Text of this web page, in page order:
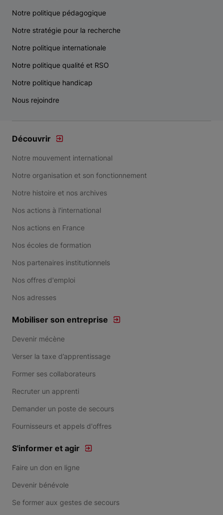
Notre politique pédagogique
Notre stratégie pour la recherche
Notre politique internationale
Notre politique qualité et RSO
Notre politique handicap
Nous rejoindre
Découvrir
Notre mouvement international
Notre organisation et son fonctionnement
Notre histoire et nos archives
Nos actions à l'international
Nos actions en France
Nos écoles de formation
Nos partenaires institutionnels
Nos offres d'emploi
Nos adresses
Mobiliser son entreprise
Devenir mécène
Verser la taxe d’apprentissage
Former ses collaborateurs
Recruter un apprenti
Demander un poste de secours
Fournisseurs et appels d'offres
S'informer et agir
Faire un don en ligne
Devenir bénévole
Se former aux gestes de secours